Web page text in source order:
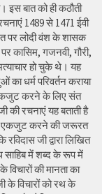
इस बात को ही कठौती
1489 से 1471 ईवी
पर लोदी वंश के शासक
कासिम, गजनवी, गौरी,
हो चुके थे। यह
का धर्म परिवर्तन कराया
एकजुट करने के लिए संत
की रचनाएं यह बताती है
एकजुट करने की जरूरत
जी द्वारा लिखित
साहिब में शब्द के रूप में
की मानता का
के विचारों को रथ के